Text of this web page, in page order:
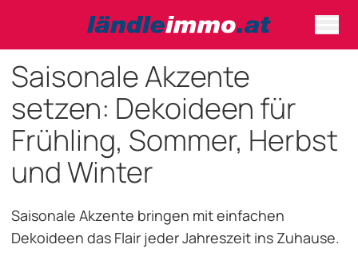
Saisonale Akzente
setzen: Dekoideen für
Frühling, Sommer, Herbst
und Winter
Saisonale Akzente bringen mit einfachen
Dekoideen das Flair jeder Jahreszeit ins Zuhause.